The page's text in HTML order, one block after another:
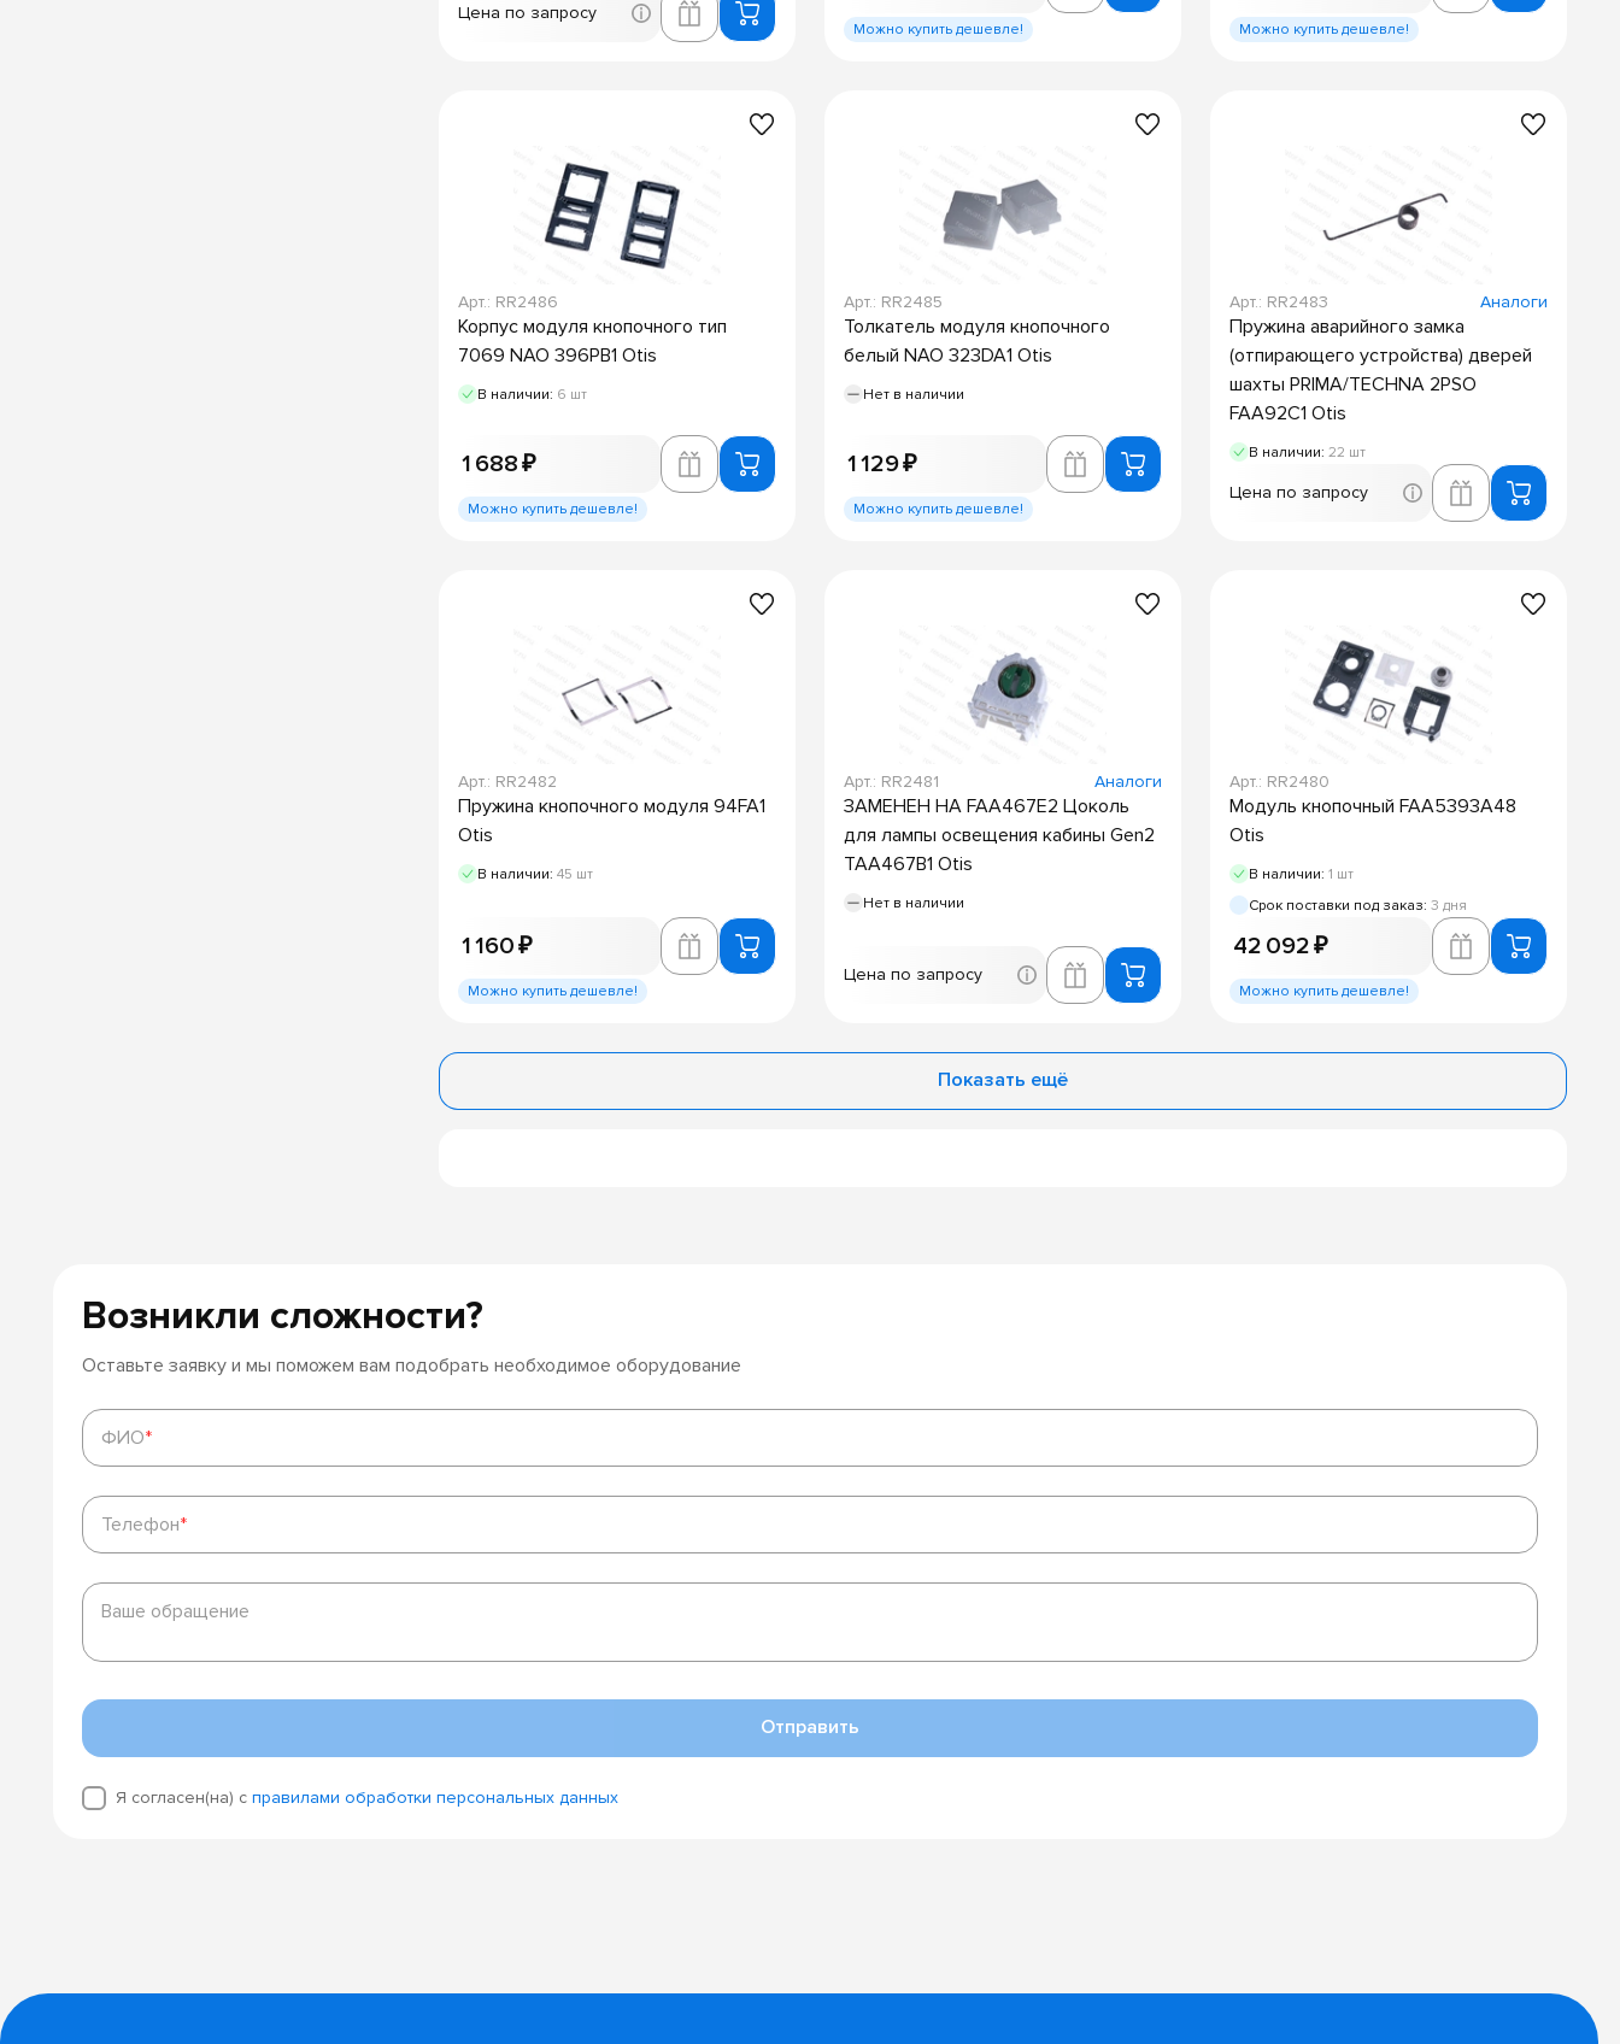
Цена по запросу
Можно купить дешевле! Можно купить дешевле!
Арт.: RR2486
Корпус модуля кнопочного тип
7069 NAO 396PB1 Otis
В наличии: 6 шт
1 688 ₽
Можно купить дешевле!
Арт.: RR2485
Толкатель модуля кнопочного
белый NAO 323DA1 Otis
Нет в наличии
1 129 ₽
Можно купить дешевле!
Арт.: RR2483 Аналоги
Пружина аварийного замка
(отпирающего устройства) дверей
шахты PRIMA/TECHNA 2PSO
FAA92C1 Otis
В наличии: 22 шт
Цена по запросу
Арт.: RR2482
Пружина кнопочного модуля 94FA1
Otis
В наличии: 45 шт
1 160 ₽
Можно купить дешевле!
Арт.: RR2481 Аналоги
ЗАМЕНЕН НА FAA467E2 Цоколь
для лампы освещения кабины Gen2
TAA467B1 Otis
Нет в наличии
Цена по запросу
Арт.: RR2480
Модуль кнопочный FAA5393A48
Otis
В наличии: 1 шт
Срок поставки под заказ: 3 дня
42 092 ₽
Можно купить дешевле!
Показать ещё
Возникли сложности?
Оставьте заявку и мы поможем вам подобрать необходимое оборудование
ФИО*
ФИО*
Телефон*
Телефон*
Ваше
обращение
Ваше обращение
Отправить
Я согласен(на) с правилами обработки персональных данных